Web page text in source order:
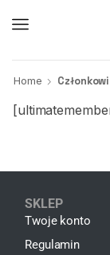
Home
SKLEP
Twoje konto
Regulamin